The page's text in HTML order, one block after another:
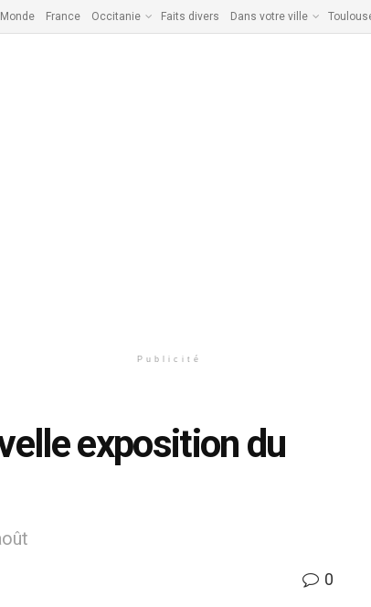
Monde France Occitanie Faits divers Dans votre ville
Publicité
exposition du
0